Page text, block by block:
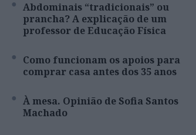
Abdominais “tradicionais” ou
prancha? A explicação de um
professor de Educação Física
Como funcionam os apoios para
comprar casa antes dos 35 anos
À mesa. Opinião de Sofia Santos
Machado